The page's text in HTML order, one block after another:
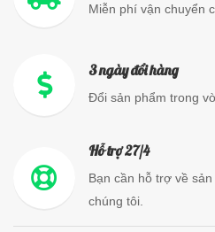
Miễn phí vận chuyển
3 ngày đổi hàng
Đổi sản phẩm trong
Hỗ trợ 27/4
Bạn cần hỗ trợ về
chúng tôi.